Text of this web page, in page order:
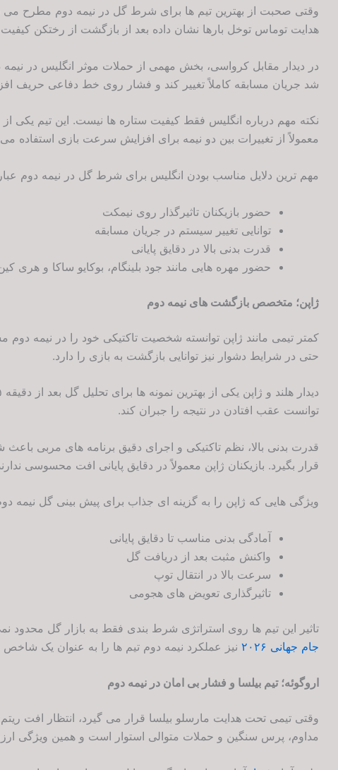
وقتی صحبت از بهترین تیم ها برای شرط گل در نیمه دوم مطرح می
هدایت توماس توخل بارها نشان داده بعد از بازگشت از رختکن کیفیت
در دیدار مقابل کرواسی، بخش مهمی از حملات موثر انگلیس در
شد جریان مسابقه کاملاً تغییر کند و فشار روی خط دفاعی حریف
نکته مهم درباره انگلیس فقط کیفیت ستاره ها نیست. این تیم یکی
معمولاً از تغییرات بین دو نیمه برای افزایش سرعت بازی استفاده
مهم ترین دلایل مناسب بودن انگلیس برای شرط گل در نیمه دوم
حضور بازیکنان تاثیرگذار روی نیمکت
توانایی تغییر سیستم در جریان مسابقه
قدرت بدنی بالا در دقایق پایانی
حضور مهره هایی مانند جود بلینگام، بوکایو ساکا و هری
ژاپن؛ متخصص بازگشت های نیمه دوم
کمتر تیمی مانند ژاپن توانسته شخصیت تاکتیکی خود را در نیمه
حتی در شرایط دشوار نیز توانایی بازگشت به بازی را دارد.
توانست عقب افتادن در نتیجه را جبران کند.
قدرت بدنی بالا، نظم تاکتیکی و اجرای دقیق برنامه های مربی
قرار بگیرد. بازیکنان ژاپن معمولاً در دقایق پایانی افت محسوسی
ویژگی هایی که ژاپن را به گزینه ای جذاب برای پیش بینی گل نیمه
آمادگی بدنی مناسب تا دقایق پایانی
واکنش مثبت بعد از دریافت گل
سرعت بالا در انتقال توپ
تاثیرگذاری تعویض های هجومی
تاثیر این تیم ها روی استراتژی شرط بندی فقط به بازار گل محدود
جام جهانی ۲۰۲۶
نیز عملکرد نیمه دوم تیم ها را به عنوان یک
اروگوئه؛ تیم بیلسا و فشار بی امان در نیمه دوم
وقتی تیمی تحت هدایت مارسلو بیلسا قرار می گیرد، انتظار افت
مداوم، پرس سنگین و حملات متوالی استوار است و همین ویژگی